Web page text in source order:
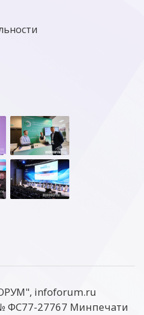
infoforum.ru
ФС77-27767 Минпечати